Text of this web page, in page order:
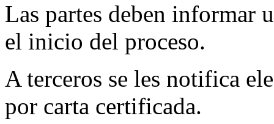
Las partes deben informar
el inicio del proceso.
A terceros se les notifica
por carta certificada.